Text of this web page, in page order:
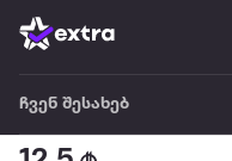
ჩვენ შესახებ